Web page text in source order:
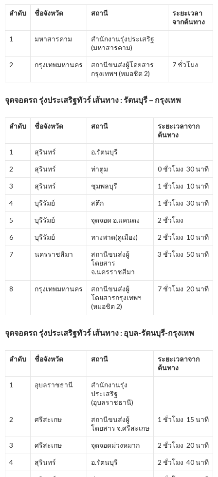
ลำดับ ชื่อจังหวัด สถานี
ระยะเวลา
จากต้นทาง
1 มหาสารคาม
สำนักงานรุ่งประเสริฐ
(มหาสารคาม)
2 กรุงเทพมหานคร
สถานีขนส่งผู้โดยสาร
กรุงเทพฯ (หมอชิต 2)
7 ชั่วโมง
จุดจอดรถ รุ่งประเสริฐทัวร์ เส้นทาง : รัตนบุรี – กรุงเทพ
ลำดับ ชื่อจังหวัด สถานี
ระยะเวลาจาก
ต้นทาง
1 สุรินทร์ อ.รัตนบุรี
2 สุรินทร์ ท่าตูม 0 ชั่วโมง 30 นาที
3 สุรินทร์ ชุมพลบุรี 1 ชั่วโมง 10 นาที
4 บุรีรัมย์ สตึก 1 ชั่วโมง 30 นาที
5 บุรีรัมย์ จุดจอด อ.แคนดง 2 ชั่วโมง
6 บุรีรัมย์ ทางพาด(คูเมือง) 2 ชั่วโมง 10 นาที
7 นครราชสีมา
สถานีขนส่งผู้
โดยสาร
จ.นครราชสีมา
3 ชั่วโมง 50 นาที
8 กรุงเทพมหานคร
สถานีขนส่งผู้
โดยสารกรุงเทพฯ
(หมอชิต 2)
7 ชั่วโมง 20 นาที
จุดจอดรถ รุ่งประเสริฐทัวร์ เส้นทาง : อุบล-รัตนบุรี-กรุงเทพ
ลำดับ ชื่อจังหวัด สถานี
ระยะเวลาจาก
ต้นทาง
1 อุบลราชธานี
สำนักงานรุ่ง
ประเสริฐ
(อุบลราชธานี)
2 ศรีสะเกษ
สถานีขนส่งผู้
โดยสาร จ.ศรีสะเกษ
1 ชั่วโมง 15 นาที
3 ศรีสะเกษ จุดจอดม่วงหมาก 2 ชั่วโมง 20 นาที
4 สุรินทร์ อ.รัตนบุรี 2 ชั่วโมง 40 นาที